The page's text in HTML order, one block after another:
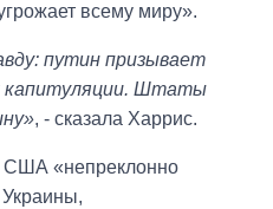
всему миру».
путин призывает
капитуляции. Штаты
, - сказала Харрис.
США «непреклонно